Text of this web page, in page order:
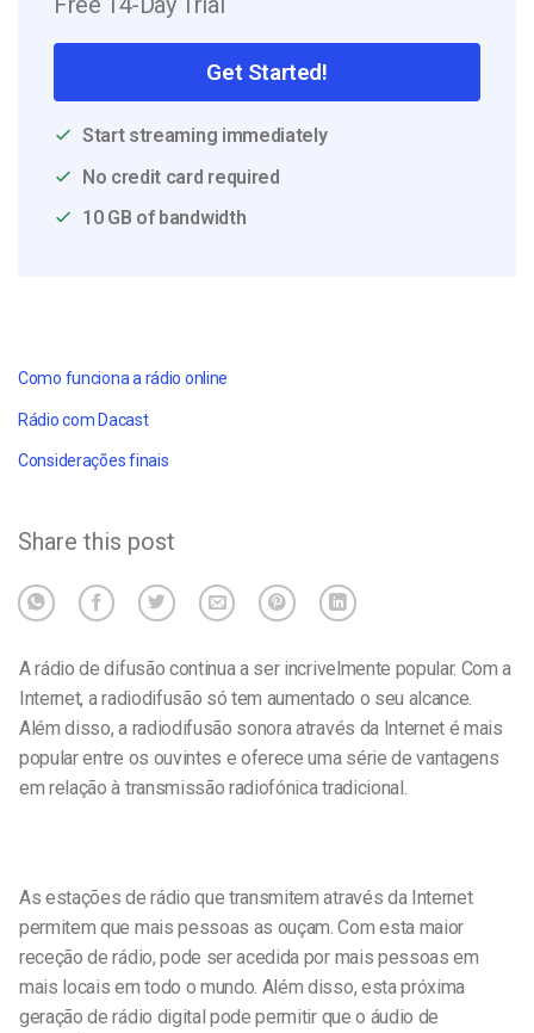
Get Started!
Start streaming immediately
No credit card required
10 GB of bandwidth
Como funciona a rádio online
Rádio com Dacast
Considerações finais
Share this post
A rádio de difusão continua a ser incrivelmente popular. Com a
Internet, a radiodifusão só tem aumentado o seu alcance.
Além disso, a radiodifusão sonora através da Internet é mais
popular entre os ouvintes e oferece uma série de vantagens
em relação à transmissão radiofónica tradicional.
As estações de rádio que transmitem através da Internet
permitem que mais pessoas as ouçam. Com esta maior
receção de rádio, pode ser acedida por mais pessoas em
mais locais em todo o mundo. Além disso, esta próxima
geração de rádio digital pode permitir que o áudio de